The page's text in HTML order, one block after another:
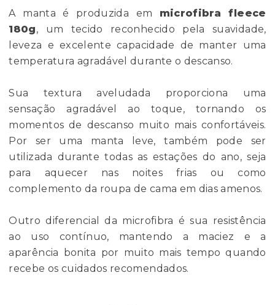
A manta é produzida em microfibra fleece
180g, um tecido reconhecido pela suavidade,
leveza e excelente capacidade de manter uma
temperatura agradável durante o descanso.
Sua textura aveludada proporciona uma
sensação agradável ao toque, tornando os
momentos de descanso muito mais confortáveis.
Por ser uma manta leve, também pode ser
utilizada durante todas as estações do ano, seja
para aquecer nas noites frias ou como
complemento da roupa de cama em dias amenos.
Outro diferencial da microfibra é sua resistência
ao uso contínuo, mantendo a maciez e a
aparência bonita por muito mais tempo quando
recebe os cuidados recomendados.